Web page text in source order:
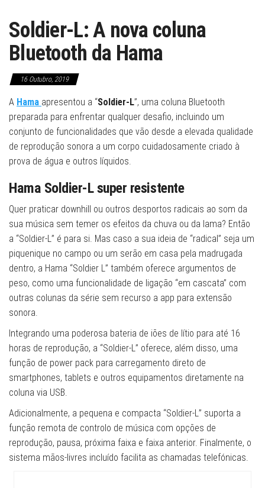
Soldier-L: A nova coluna
Bluetooth da Hama
16 Outubro, 2019
A Hama apresentou a “Soldier-L”, uma coluna Bluetooth
preparada para enfrentar qualquer desafio, incluindo um
conjunto de funcionalidades que vão desde a elevada qualidade
de reprodução sonora a um corpo cuidadosamente criado à
prova de água e outros líquidos.
Hama Soldier-L super resistente
Quer praticar downhill ou outros desportos radicais ao som da
sua música sem temer os efeitos da chuva ou da lama? Então
a “Soldier-L” é para si. Mas caso a sua ideia de “radical” seja um
piquenique no campo ou um serão em casa pela madrugada
dentro, a Hama “Soldier L” também oferece argumentos de
peso, como uma funcionalidade de ligação “em cascata” com
outras colunas da série sem recurso a app para extensão
sonora.
Integrando uma poderosa bateria de iões de lítio para até 16
horas de reprodução, a “Soldier-L” oferece, além disso, uma
função de power pack para carregamento direto de
smartphones, tablets e outros equipamentos diretamente na
coluna via USB.
Adicionalmente, a pequena e compacta “Soldier-L” suporta a
função remota de controlo de música com opções de
reprodução, pausa, próxima faixa e faixa anterior. Finalmente, o
sistema mãos-livres incluído facilita as chamadas telefónicas.